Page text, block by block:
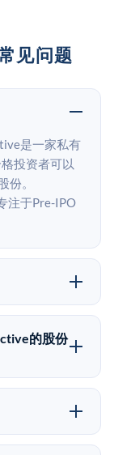
见问题
是一家私有
投资者可以
份。
注于Pre-IPO
一家私有公
二级市场上
最近一轮融资
的股份
在
股份的
册的经纪交
的股份流